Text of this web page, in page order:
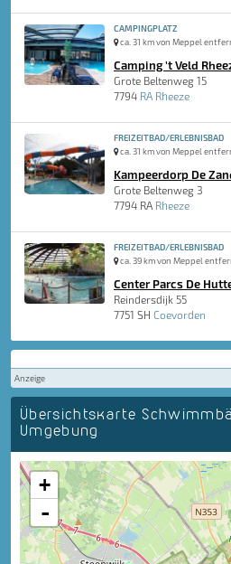
CAMPINGPLATZ
ca. 31 km von Meppel
Camping 't Veld
Grote Beltenweg 15
7794 RA Rheeze
FREIZEITBAD/ERLEBNISBAD
ca. 31 km von Meppel
Kampeerdorp De
Grote Beltenweg 3
7794 RA Rheeze
FREIZEITBAD/ERLEBNISBAD
ca. 39 km von Meppel
Center Parcs De
Reindersdijk 55
7751 SH Coevorden
Anzeige
Übersichtskarte
Umgebung
+
-